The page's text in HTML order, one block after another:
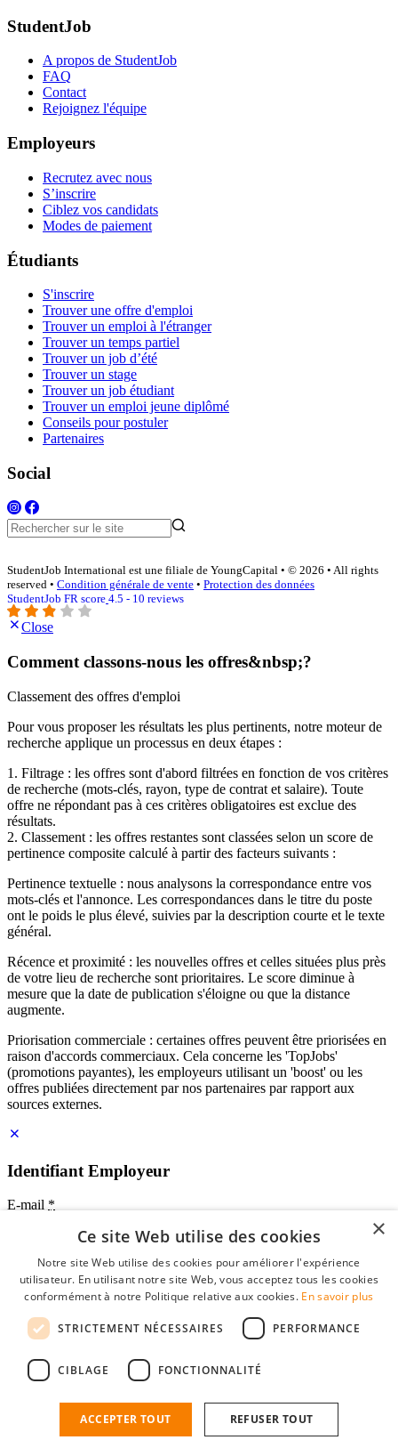
StudentJob
A propos de StudentJob
FAQ
Contact
Rejoignez l'équipe
Employeurs
Recrutez avec nous
S’inscrire
Ciblez vos candidats
Modes de paiement
Étudiants
S'inscrire
Trouver une offre d'emploi
Trouver un emploi à l'étranger
Trouver un temps partiel
Trouver un job d’été
Trouver un stage
Trouver un job étudiant
Trouver un emploi jeune diplômé
Conseils pour postuler
Partenaires
Social
StudentJob International est une filiale de YoungCapital • © 2026 • All rights
reserved • Condition générale de vente • Protection des données
StudentJob FR score 4.5 - 10 reviews
Close
Comment classons-nous les offres&nbsp;?
Classement des offres d'emploi
Pour vous proposer les résultats les plus pertinents, notre moteur de
recherche applique un processus en deux étapes :
1. Filtrage : les offres sont d'abord filtrées en fonction de vos critères
de recherche (mots-clés, rayon, type de contrat et salaire). Toute
offre ne répondant pas à ces critères obligatoires est exclue des
résultats.
2. Classement : les offres restantes sont classées selon un score de
pertinence composite calculé à partir des facteurs suivants :
Pertinence textuelle : nous analysons la correspondance entre vos
mots-clés et l'annonce. Les correspondances dans le titre du poste
ont le poids le plus élevé, suivies par la description courte et le texte
général.
Récence et proximité : les nouvelles offres et celles situées plus près
de votre lieu de recherche sont prioritaires. Le score diminue à
mesure que la date de publication s'éloigne ou que la distance
augmente.
Priorisation commerciale : certaines offres peuvent être priorisées en
raison d'accords commerciaux. Cela concerne les 'TopJobs'
(promotions payantes), les employeurs utilisant un 'boost' ou les
offres publiées directement par nos partenaires par rapport aux
sources externes.
Identifiant Employeur
E-mail *
Mot de passe
se souvenir de moi
mot de passe oublié?
Profil Employeur gratuit
Vous pouvez vous connecter sur StudentJob si vous avez créé un
n'est plus qu'à quelques clics.
×
Ce site Web utilise des cookies
Notre site Web utilise des cookies pour améliorer l'expérience
utilisateur. En utilisant notre site Web, vous acceptez tous les cookies
conformément à notre Politique relative aux cookies. En savoir plus
STRICTEMENT NÉCESSAIRES PERFORMANCE
CIBLAGE FONCTIONNALITÉ
ACCEPTER TOUT REFUSER TOUT